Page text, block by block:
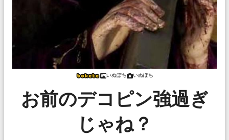
いぬぽち いぬぽち
お前のデコピン強過ぎ
じゃね？